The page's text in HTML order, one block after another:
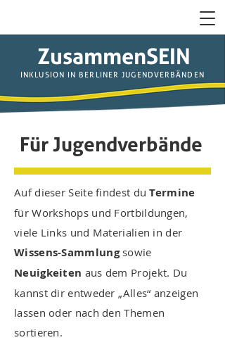
INKLUSION IN BERLINER JUGENDVERBÄNDEN
ZusammenSEIN
Für Jugendverbände
Auf dieser Seite findest duTermine
für Workshops und Fortbildungen,
viele Links und Materialien in der
Wissens-Sammlungsowie
Neuigkeiten aus dem Projekt. Du
kannst dir entweder „Alles“ anzeigen
lassen oder nach den Themen
sortieren.